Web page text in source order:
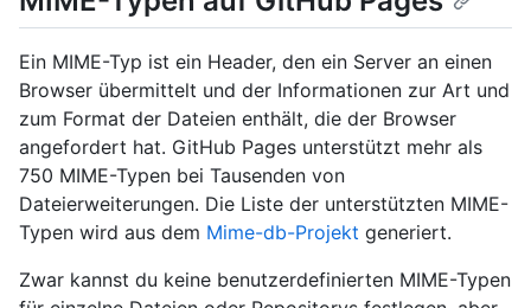
Ein MIME-Typ ist ein Header, den ein Server an einen
Browser übermittelt und der Informationen zur Art und
zum Format der Dateien enthält, die der Browser
angefordert hat. GitHub Pages unterstützt mehr als
750 MIME-Typen bei Tausenden von
Dateierweiterungen. Die Liste der unterstützten MIME-
Typen wird aus dem Mime-db-Projekt generiert.
Zwar kannst du keine benutzerdefinierten MIME-Typen